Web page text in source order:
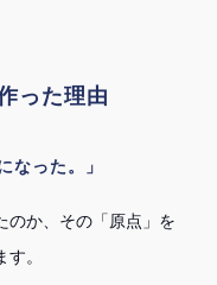
った理由
なった。」
のか、その「原点」を
。